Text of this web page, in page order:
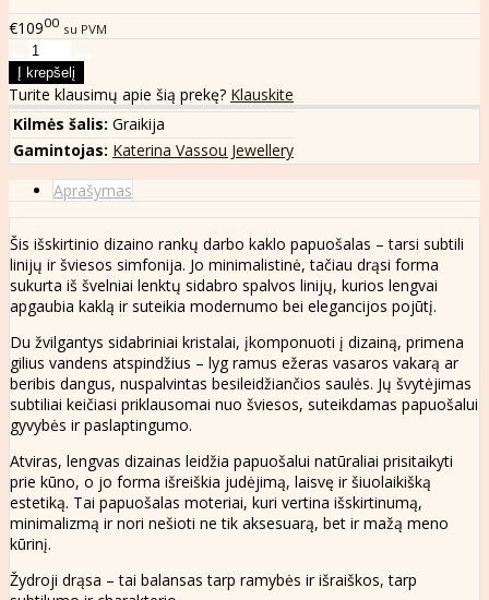
€10900 su PVM
Turite klausimų apie šią prekę? Klauskite
Kilmės šalis: Graikija
Gamintojas: Katerina Vassou Jewellery
Aprašymas
Šis išskirtinio dizaino rankų darbo kaklo papuošalas – tarsi subtili
linijų ir šviesos simfonija. Jo minimalistinė, tačiau drąsi forma
sukurta iš švelniai lenktų sidabro spalvos linijų, kurios lengvai
apgaubia kaklą ir suteikia modernumo bei elegancijos pojūtį.
Du žvilgantys sidabriniai kristalai, įkomponuoti į dizainą, primena
gilius vandens atspindžius – lyg ramus ežeras vasaros vakarą ar
beribis dangus, nuspalvintas besileidžiančios saulės. Jų švytėjimas
subtiliai keičiasi priklausomai nuo šviesos, suteikdamas papuošalui
gyvybės ir paslaptingumo.
Atviras, lengvas dizainas leidžia papuošalui natūraliai prisitaikyti
prie kūno, o jo forma išreiškia judėjimą, laisvę ir šiuolaikišką
estetiką. Tai papuošalas moteriai, kuri vertina išskirtinumą,
minimalizmą ir nori nešioti ne tik aksesuarą, bet ir mažą meno
kūrinį.
Žydroji drąsa – tai balansas tarp ramybės ir išraiškos, tarp